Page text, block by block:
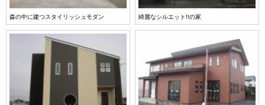
森の中に建つスタイリッシュモダン 綺麗なシルエット!!の家